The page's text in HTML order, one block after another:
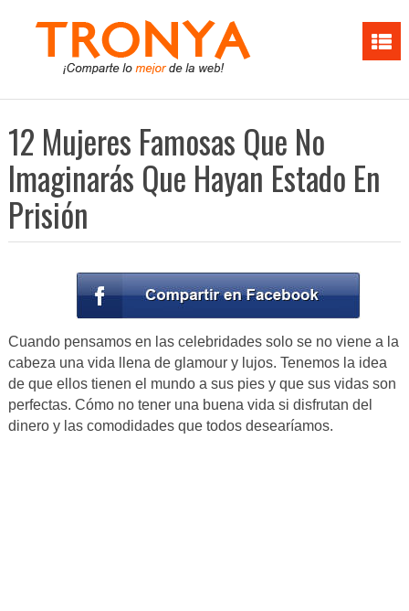
12 Mujeres Famosas Que No
Imaginarás Que Hayan Estado En
Prisión
Cuando pensamos en las celebridades solo se no viene a la
cabeza una vida llena de glamour y lujos. Tenemos la idea
de que ellos tienen el mundo a sus pies y que sus vidas son
perfectas. Cómo no tener una buena vida si disfrutan del
dinero y las comodidades que todos desearíamos.